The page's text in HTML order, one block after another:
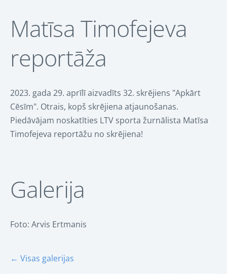
Matīsa Timofejeva
reportāža
2023. gada 29. aprīlī aizvadīts 32. skrējiens "Apkārt
Cēsīm". Otrais, kopš skrējiena atjaunošanas.
Piedāvājam noskatīties LTV sporta žurnālista Matīsa
Timofejeva reportāžu no skrējiena!
Galerija
Foto: Arvis Ertmanis
Visas galerijas